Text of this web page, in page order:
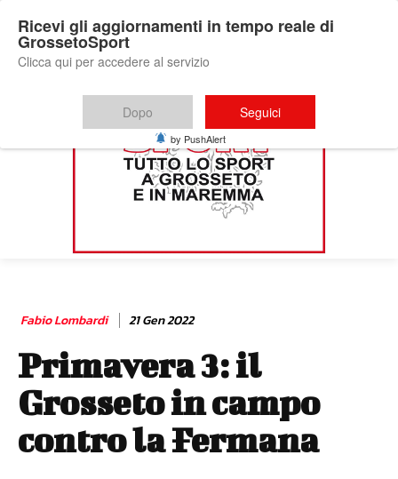
Fabio Lombardi 21 Gen 2022
Primavera 3: il
Grosseto in campo
contro la Fermana
Ricevi gli aggiornamenti in tempo reale di
GrossetoSport
Clicca qui per accedere al servizio
Dopo Seguici
by PushAlert